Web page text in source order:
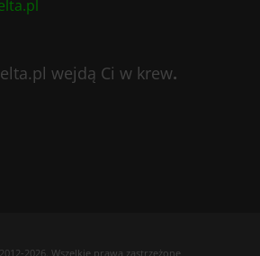
wejdą Ci w krew.
2026. Wszelkie prawa zastrzeżone